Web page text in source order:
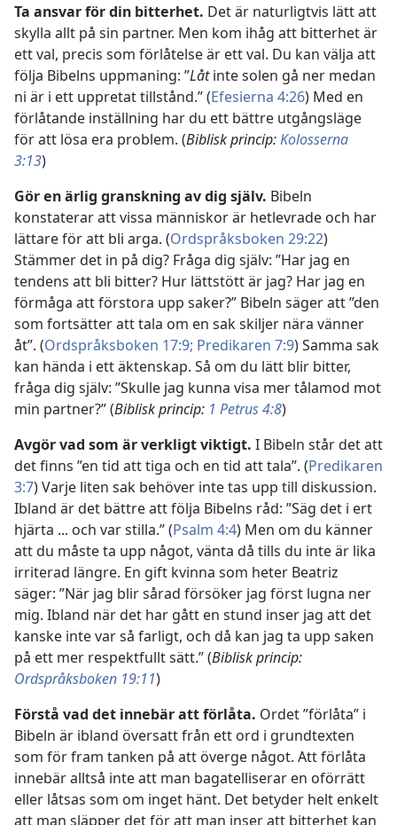
Ta ansvar för din bitterhet. Det är naturligtvis lätt att
skylla allt på sin partner. Men kom ihåg att bitterhet är
ett val, precis som förlåtelse är ett val. Du kan välja att
följa Bibelns uppmaning: ”Låtinte solen gå ner medan
ni är i ett uppretat tillstånd.” (Efesierna 4:26) Med en
förlåtande inställning har du ett bättre utgångsläge
för att lösa era problem. (Biblisk princip:Kolosserna
3:13)
Gör en ärlig granskning av dig själv. Bibeln
konstaterar att vissa människor är hetlevrade och har
lättare för att bli arga. (Ordspråksboken 29:22)
Stämmer det in på dig? Fråga dig själv: ”Har jag en
tendens att bli bitter? Hur lättstött är jag? Har jag en
förmåga att förstora upp saker?” Bibeln säger att ”den
som fortsätter att tala om en sak skiljer nära vänner
åt”. (Ordspråksboken 17:9; Predikaren 7:9) Samma sak
kan hända i ett äktenskap. Så om du lätt blir bitter,
fråga dig själv: ”Skulle jag kunna visa mer tålamod mot
min partner?” (Biblisk princip: 1 Petrus 4:8)
Avgör vad som är verkligt viktigt. I Bibeln står det att
det finns ”en tid att tiga och en tid att tala”. (Predikaren
3:7) Varje liten sak behöver inte tas upp till diskussion.
Ibland är det bättre att följa Bibelns råd: ”Säg det i ert
hjärta ... och var stilla.” (Psalm 4:4) Men om du känner
att du måste ta upp något, vänta då tills du inte är lika
irriterad längre. En gift kvinna som heter Beatriz
säger: ”När jag blir sårad försöker jag först lugna ner
mig. Ibland när det har gått en stund inser jag att det
kanske inte var så farligt, och då kan jag ta upp saken
på ett mer respektfullt sätt.” (Biblisk princip:
Ordspråksboken 19:11)
Förstå vad det innebär att förlåta. Ordet ”förlåta” i
Bibeln är ibland översatt från ett ord i grundtexten
som för fram tanken på att överge något. Att förlåta
innebär alltså inte att man bagatelliserar en oförrätt
eller låtsas som om inget hänt. Det betyder helt enkelt
att man släpper det för att man inser att bitterhet kan